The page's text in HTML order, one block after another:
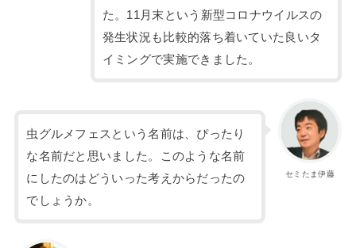
た。11月末という新型コロナウイルスの
発生状況も比較的落ち着いていた良いタ
イミングで実施できました。
セミたま伊藤
虫グルメフェスという名前は、ぴったり
な名前だと思いました。このような名前
にしたのはどういった考えからだったの
でしょうか。